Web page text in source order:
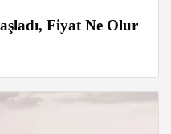
Fiyat Ne Olur